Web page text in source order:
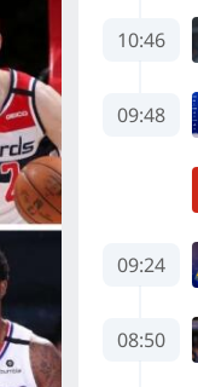
10:46
09:48
09:24
08:50